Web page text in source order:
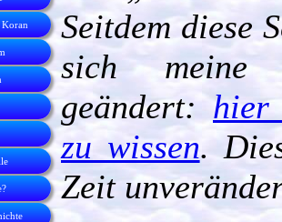
Koran
Seitdem diese
sich meine
geändert: hier
zu wissen.
Zeit